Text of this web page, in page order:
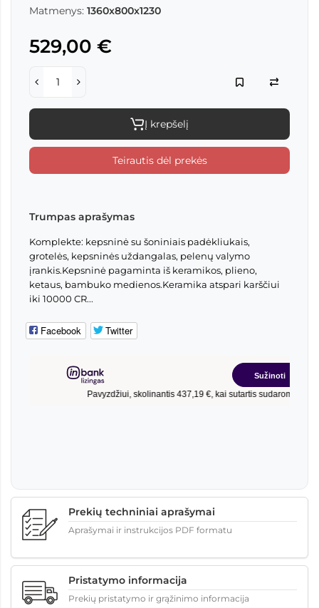
Matmenys: 1360x800x1230
529,00 €
Į krepšelį
Teirautis dėl prekės
Trumpas aprašymas
Komplekte: kepsninė su šoniniais padėkliukais,
grotelės, kepsninės uždangalas, pelenų valymo
įrankis.Kepsninė pagaminta iš keramikos, plieno,
ketaus, bambuko medienos.Keramika atspari karščiui
iki 10000 CR...
Facebook Twitter
Prekių techniniai aprašymai
Aprašymai ir instrukcijos PDF formatu
Pristatymo informacija
Prekių pristatymo ir grąžinimo informacija